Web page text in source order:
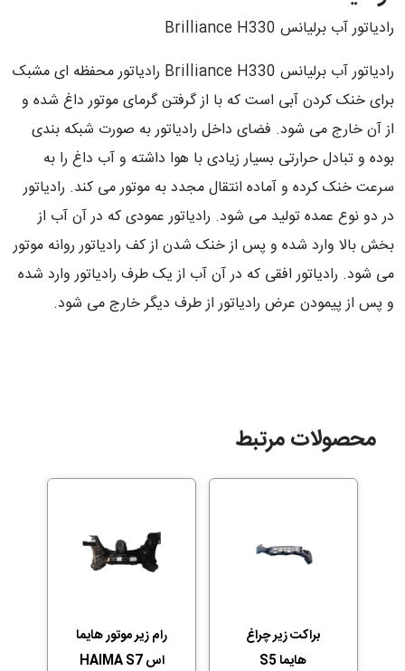
رادیاتور آب برلیانس Brilliance H330
رادیاتور آب برلیانس Brilliance H330 رادیاتور محفظه ای مشبک
برای خنک کردن آبی است که با از گرفتن گرمای موتور داغ شده و
از آن خارج می شود. فضای داخل رادیاتور به صورت شبکه بندی
بوده و تبادل حرارتی بسیار زیادی با هوا داشته و آب داغ را به
سرعت خنک کرده و آماده انتقال مجدد به موتور می کند. رادیاتور
در دو نوع عمده تولید می شود. رادیاتور عمودی که در آن آب از
بخش بالا وارد شده و پس از خنک شدن از کف رادیاتور روانه موتور
می شود. رادیاتور افقی که در آن آب از یک طرف رادیاتور وارد شده
و پس از پیمودن عرض رادیاتور از طرف دیگر خارج می شود.
محصولات مرتبط
براکت زیر چراغ
هایما S5
رام زیر موتور هایما
اس HAIMA S7